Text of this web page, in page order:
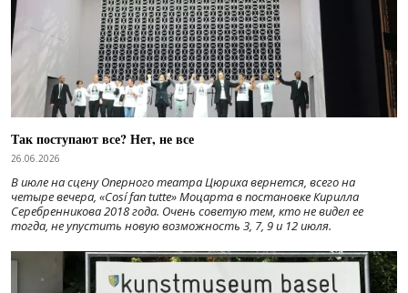
Так поступают все? Нет, не все
26.06.2026
В июле на сцену Оперного театра Цюриха вернется, всего на
четыре вечера, «Cosí fan tutte» Моцарта в постановке Кирилла
Серебренникова 2018 года. Очень советую тем, кто не видел ее
тогда, не упустить новую возможность 3, 7, 9 и 12 июля.